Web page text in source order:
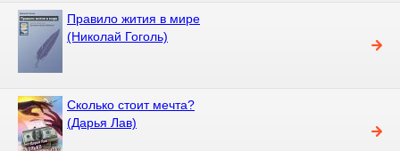
Правило жития в мире
(Николай Гоголь)
Сколько стоит мечта?
(Дарья Лав)